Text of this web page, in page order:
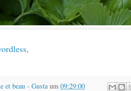
,
et beau - Gusta um 09:29:00